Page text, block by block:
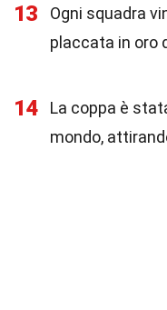
13
Ogni squadra
placcata in oro
14
La coppa è
mondo,